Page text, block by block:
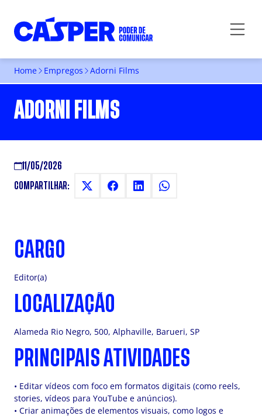
Home Empregos Adorni Films
ADORNI FILMS
11/05/2026
COMPARTILHAR:
CARGO
Editor(a)
LOCALIZAÇÃO
Alameda Rio Negro, 500, Alphaville, Barueri, SP
PRINCIPAIS ATIVIDADES
• Editar vídeos com foco em formatos digitais (como reels,
stories, vídeos para YouTube e anúncios).
• Criar animações de elementos visuais, como logos e